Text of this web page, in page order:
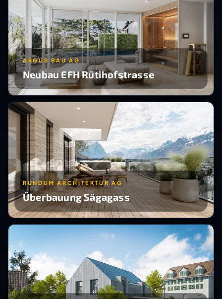
ARGUS BAU AG
Neubau EFH Rütihofstrasse
RUNDUM ARCHITEKTUR AG
Überbauung Sägagass